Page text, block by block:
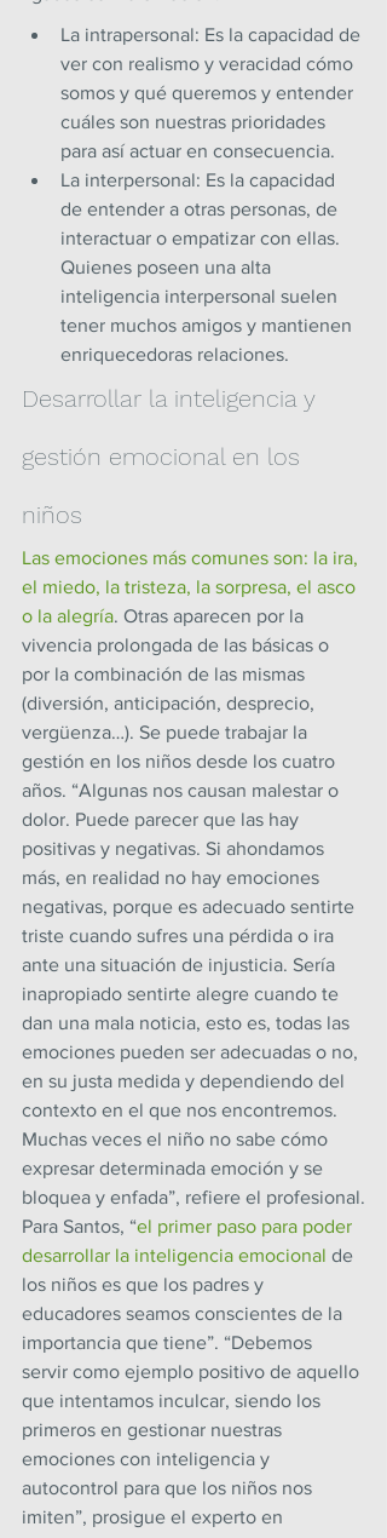
La intrapersonal: Es la capacidad de
ver con realismo y veracidad cómo
somos y qué queremos y entender
cuáles son nuestras prioridades
para así actuar en consecuencia.
La interpersonal: Es la capacidad
de entender a otras personas, de
interactuar o empatizar con ellas.
Quienes poseen una alta
inteligencia interpersonal suelen
tener muchos amigos y mantienen
enriquecedoras relaciones.
Desarrollar la inteligencia y
gestión emocional en los
niños
Las emociones más comunes son: la ira,
el miedo, la tristeza, la sorpresa, el asco
o la alegría. Otras aparecen por la
vivencia prolongada de las básicas o
por la combinación de las mismas
(diversión, anticipación, desprecio,
vergüenza…). Se puede trabajar la
gestión en los niños desde los cuatro
años. “Algunas nos causan malestar o
dolor. Puede parecer que las hay
positivas y negativas. Si ahondamos
más, en realidad no hay emociones
negativas, porque es adecuado sentirte
triste cuando sufres una pérdida o ira
ante una situación de injusticia. Sería
inapropiado sentirte alegre cuando te
dan una mala noticia, esto es, todas las
emociones pueden ser adecuadas o no,
en su justa medida y dependiendo del
contexto en el que nos encontremos.
Muchas veces el niño no sabe cómo
expresar determinada emoción y se
bloquea y enfada”, refiere el profesional.
Para Santos, “el primer paso para poder
desarrollar la inteligencia emocional de
los niños es que los padres y
educadores seamos conscientes de la
importancia que tiene”. “Debemos
servir como ejemplo positivo de aquello
que intentamos inculcar, siendo los
primeros en gestionar nuestras
emociones con inteligencia y
autocontrol para que los niños nos
imiten”, prosigue el experto en